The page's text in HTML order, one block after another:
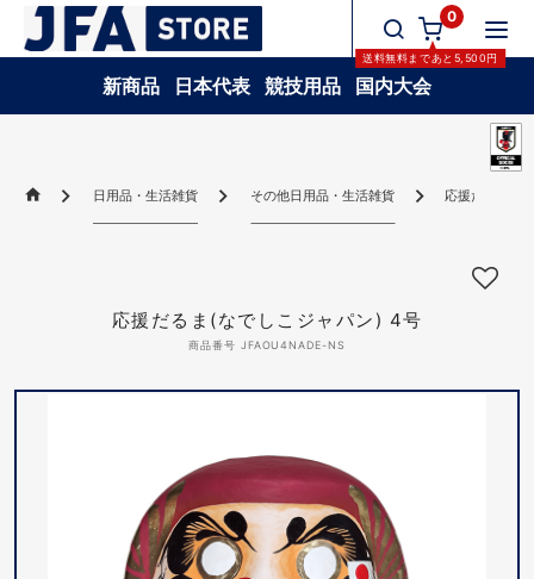
0
送料無料まであと 5,500円
新商品 日本代表 競技用品 国内大会
日用品・生活雑貨 その他日用品・生活雑貨 応援だるま(な
応援だるま(なでしこジャパン) 4号
商品番号 JFAOU4NADE-NS